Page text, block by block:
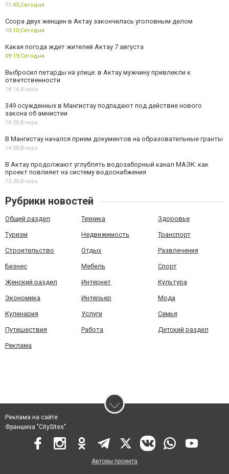
11:45,Сегодня
Ссора двух женщин в Актау закончилась уголовным делом
10:10,Сегодня
Какая погода ждет жителей Актау 7 августа
09:19,Сегодня
Выбросил петарды на улице: в Актау мужчину привлекли к
ответственности
18:16,Вчера
349 осужденных в Мангистау подпадают под действие нового
закона об амнистии
16:30,Вчера
В Мангистау начался прием документов на образовательные гранты
14:58,Вчера
В Актау продолжают углублять водозаборный канал МАЭК: как
проект повлияет на систему водоснабжения
12:30,Вчера
Рубрики новостей
Общий раздел Техника Здоровье
Туризм Недвижимость Транспорт
Строительство Отдых Развлечения
Бизнес Мебель Спорт
Женский раздел Интернет Культура
Экономика Интерьер Мода
Кулинария Услуги Семья
Путешествия Работа Детский раздел
Реклама
Реклама на сайте
Франшиза "CitySites"
Авторы проекта